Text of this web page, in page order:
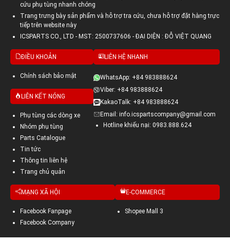
cứu phụ tùng nhanh chóng
Trang trưng bày sản phẩm và hỗ trợ tra cứu, chưa hỗ trợ đặt hàng trực
tiếp trên website này
ICSPARTS CO., LTD - MST: 2500737606 - ĐẠI DIỆN : ĐỖ VIỆT QUANG
ĐIỀU KHOẢN
Chính sách bảo mật
LIÊN KẾT NÓNG
Phụ tùng các dòng xe
Nhóm phụ tùng
Parts Catalogue
Tin tức
Thông tin liên hệ
Trang chủ quản
LIÊN HỆ NHANH
WhatsApp: +84 983888624
Viber: +84 983888624
KakaoTalk: +84 983888624
Email: info.icspartscompany@gmail.com
Hotline khiếu nại: 0983.888.624
MẠNG XÃ HỘI
Facebook Fanpage
Facebook Company
E-COMMERCE
Shopee Mall 3